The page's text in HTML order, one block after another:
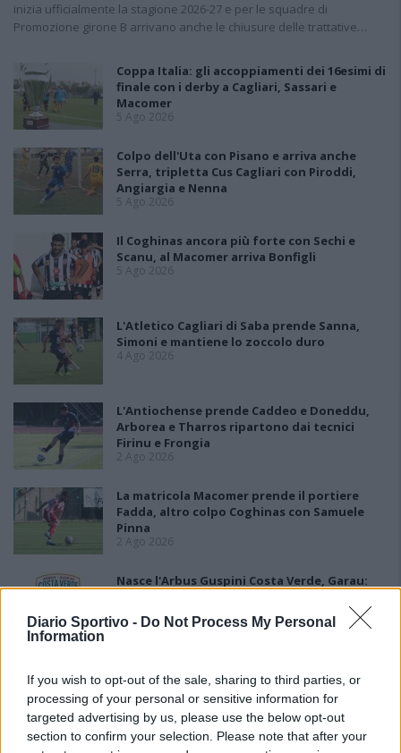
Diario Sportivo - Do Not Process My Personal
Information
If you wish to opt-out of the sale, sharing to third parties, or
processing of your personal or sensitive information for
targeted advertising by us, please use the below opt-out
section to confirm your selection. Please note that after your
inizia ufficialmente la stagione 2026-27 e per le squadre di
Promozione girone B arrivano anche le chiusure delle trattative…
Coppa Italia: gli accoppiamenti dei 16esimi di
finale con i derby a Cagliari, Sassari e
Macomer
5 Ago 2026
Colpo dell'Uta con Pisano e arriva anche
Serra, tripletta Cus Cagliari con Piroddi,
Angiargia e Nenna
5 Ago 2026
Il Coghinas ancora più forte con Sechi e
Scanu, al Macomer arriva Bonfigli
5 Ago 2026
L'Atletico Cagliari di Saba prende Sanna,
Simoni e mantiene lo zoccolo duro
4 Ago 2026
L'Antiochense prende Caddeo e Doneddu,
Arborea e Tharros ripartono dai tecnici
Firinu e Frongia
2 Ago 2026
La matricola Macomer prende il portiere
Fadda, altro colpo Coghinas con Samuele
Pinna
2 Ago 2026
Nasce l'Arbus Guspini Costa Verde, Garau:
l’intero territorio»
31 Lug 2026
28 Lug 2026